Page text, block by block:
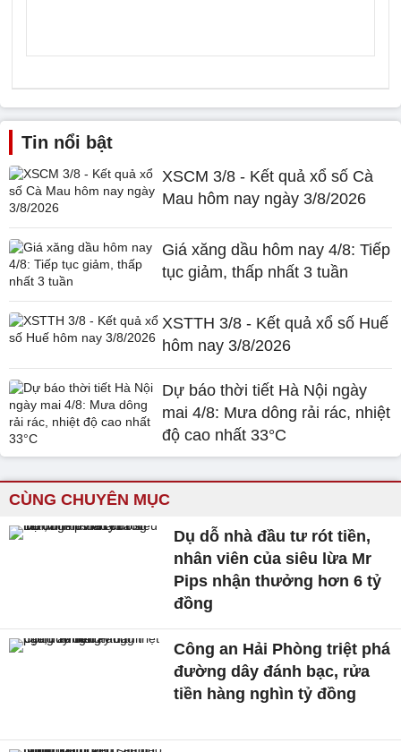
Tin nổi bật
XSCM 3/8 - Kết quả xổ số Cà
Mau hôm nay ngày 3/8/2026
Giá xăng dầu hôm nay 4/8: Tiếp
tục giảm, thấp nhất 3 tuần
XSTTH 3/8 - Kết quả xổ số Huế
hôm nay 3/8/2026
Dự báo thời tiết Hà Nội ngày
mai 4/8: Mưa dông rải rác, nhiệt
độ cao nhất 33°C
CÙNG CHUYÊN MỤC
Dụ dỗ nhà đầu tư rót tiền,
nhân viên của siêu lừa Mr
Pips nhận thưởng hơn 6 tỷ
đồng
Công an Hải Phòng triệt phá
đường dây đánh bạc, rửa
tiền hàng nghìn tỷ đồng